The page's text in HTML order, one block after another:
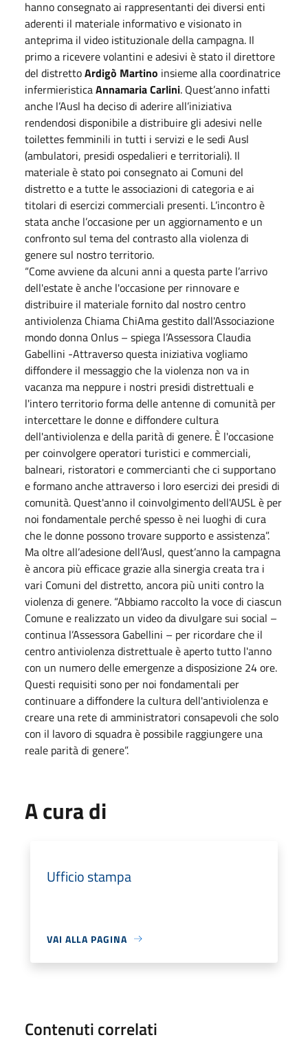
hanno consegnato ai rappresentanti dei diversi enti
aderenti il materiale informativo e visionato in
anteprima il video istituzionale della campagna. Il
primo a ricevere volantini e adesivi è stato il direttore
del distrettoArdigò Martino insieme alla coordinatrice
infermieristicaAnnamaria Carlini. Quest’anno infatti
anche l’Ausl ha deciso di aderire all’iniziativa
rendendosi disponibile a distribuire gli adesivi nelle
toilettes femminili in tutti i servizi e le sedi Ausl
(ambulatori, presidi ospedalieri e territoriali). Il
materiale è stato poi consegnato ai Comuni del
distretto e a tutte le associazioni di categoria e ai
titolari di esercizi commerciali presenti. L’incontro è
stata anche l’occasione per un aggiornamento e un
confronto sul tema del contrasto alla violenza di
genere sul nostro territorio.
“Come avviene da alcuni anni a questa parte l’arrivo
dell'estate è anche l'occasione per rinnovare e
distribuire il materiale fornito dal nostro centro
antiviolenza Chiama ChiAma gestito dall'Associazione
mondo donna Onlus – spiega l’Assessora Claudia
Gabellini -Attraverso questa iniziativa vogliamo
diffondere il messaggio che la violenza non va in
vacanza ma neppure i nostri presidi distrettuali e
l'intero territorio forma delle antenne di comunità per
intercettare le donne e diffondere cultura
dell'antiviolenza e della parità di genere. È l'occasione
per coinvolgere operatori turistici e commerciali,
balneari, ristoratori e commercianti che ci supportano
e formano anche attraverso i loro esercizi dei presidi di
comunità. Quest'anno il coinvolgimento dell'AUSL è per
noi fondamentale perché spesso è nei luoghi di cura
che le donne possono trovare supporto e assistenza”.
Ma oltre all’adesione dell’Ausl, quest’anno la campagna
è ancora più efficace grazie alla sinergia creata tra i
vari Comuni del distretto, ancora più uniti contro la
violenza di genere. “Abbiamo raccolto la voce di ciascun
Comune e realizzato un video da divulgare sui social –
continua l’Assessora Gabellini – per ricordare che il
centro antiviolenza distrettuale è aperto tutto l'anno
con un numero delle emergenze a disposizione 24 ore.
Questi requisiti sono per noi fondamentali per
continuare a diffondere la cultura dell'antiviolenza e
creare una rete di amministratori consapevoli che solo
con il lavoro di squadra è possibile raggiungere una
reale parità di genere”.
A cura di
Ufficio stampa
VAI ALLA PAGINA
Contenuti correlati